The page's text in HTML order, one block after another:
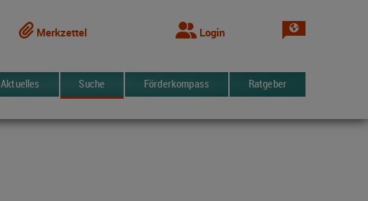
Merkzettel Login Sprache
Aktuelles Suche Förderkompass Ratgeber